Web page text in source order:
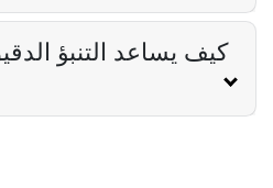
كيف يساعد التنبؤ